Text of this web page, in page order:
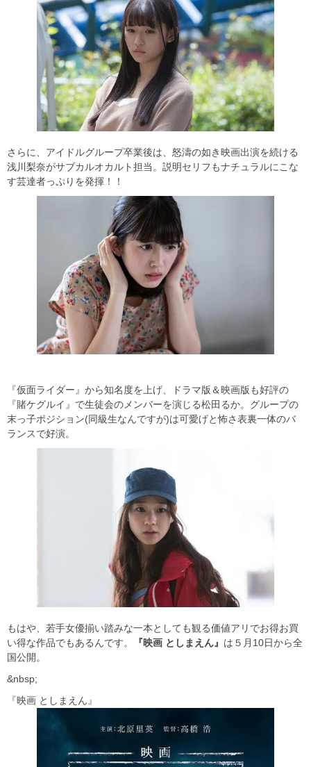
さらに、アイドルグループ卒業後は、怒濤の如き映画出演を続ける
浅川梨奈がサブカルオカルト担当。説明セリフもナチュラルにこな
す芸達者っぷりを発揮！！
『仮面ライダー』から知名度を上げ、ドラマ版＆映画版も好評の
『賭ケグルイ』で生徒会のメンバーを演じる松田るか。グループの
末っ子ポジション(同級生なんですが)は可愛げと怖さ表裏一体のバ
ランスで好演。
もはや、若手女優揃い踏みな一本としても観る価値アリでお得お買
い得な作品でもあるんです。
『映画 としまえん』 は５月10日から全
国公開。
&nbsp;
『映画 としまえん』